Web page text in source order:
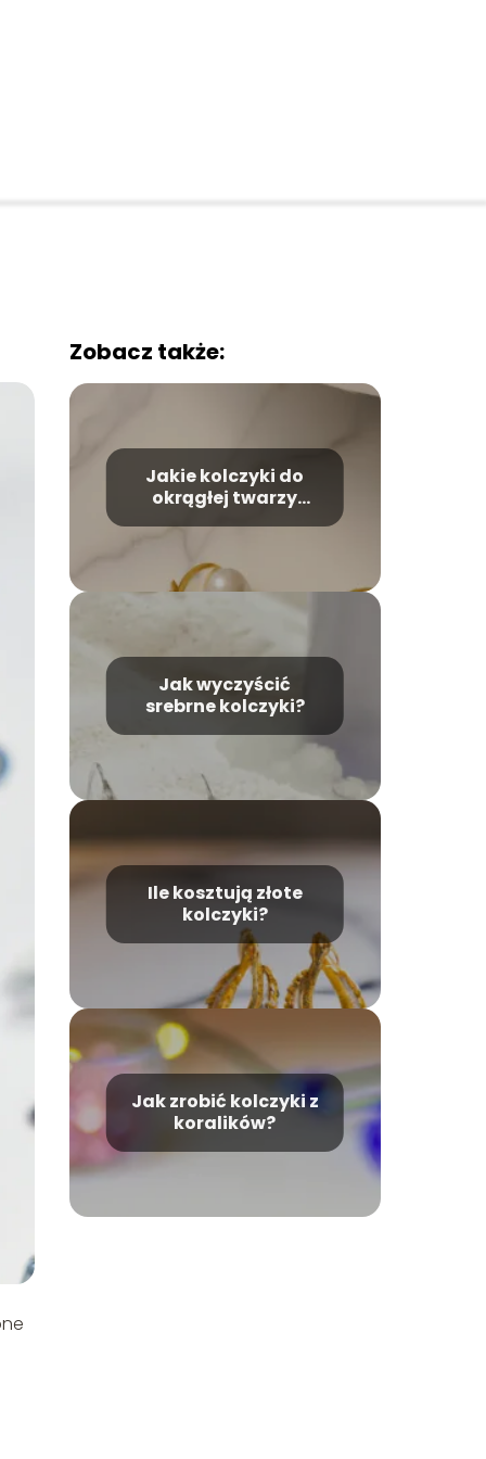
Zobacz także:
Jakie kolczyki do
okrągłej twarzy
Jak wyczyścić
srebrne kolczyki?
Ile kosztują złote
kolczyki?
Jak zrobić kolczyki z
koralików?